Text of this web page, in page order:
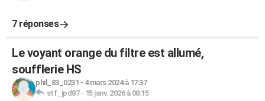
7 réponses
Le voyant orange du filtre est allumé,
soufflerie HS
phil_83_0231 - 4 mars 2024 à 17:37
stf_jpd87- 15 janv. 2026 à 08:15